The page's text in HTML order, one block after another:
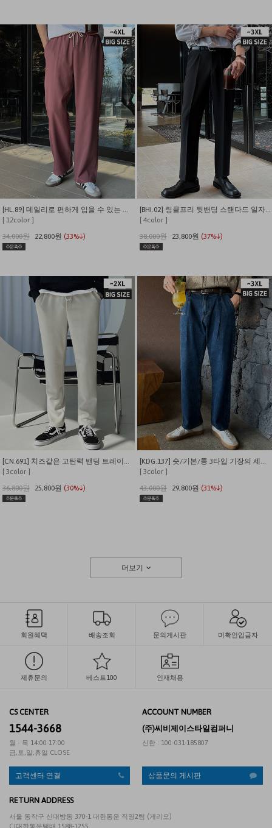
[HL.89] 데일리로 편하게 입을 수 있는 와이드 밴딩 스판 슬랙스
[ 12color ]
34,000원
22,800원 (33%↓)
[BHI.02] 링클프리 뒷밴딩 스탠다드 일자핏 스판 슬랙스
[ 4color ]
38,000원
23,800원 (37%↓)
[CN.691] 치즈같은 고탄력 밴딩 트레이닝 슬랙스
[ 3color ]
36,800원
25,800원 (30%↓)
[KDG.137] 숏/기본/롱 3타입 기장의 세미와이드 핀턱 밴딩 블루데님팬츠
[ 3color ]
43,000원
29,800원 (31%↓)
더보기
회원혜택 배송조회 문의게시판 미확인입금자
제휴문의 베스트100 인재채용
CS CENTER
1544-3668
월 - 목 14:00-17:00
금,토,일,휴일 CLOSE
ACCOUNT NUMBER
(주)씨비제이스타일컴퍼니
신한 : 100-031-185807
고객센터 연결 상품문의 게시판
RETURN ADDRESS
서울 동작구 신대방동 370-1 대한통운 직영2팀 (게리오)
CJ대한통운택배 1588-1255